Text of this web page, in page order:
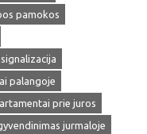
pamokos
palangoje
prie juros
jurmaloje